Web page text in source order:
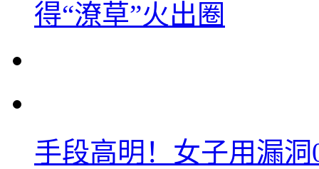
得“潦草”火出圈
手段高明！女子用漏